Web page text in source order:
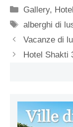
Categorie
Gallery,
Tag
alberghi di
Vacanze di
Hotel Shakti